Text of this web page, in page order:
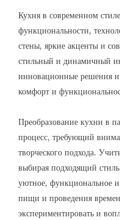
Кухня в современном
функциональности,
стены, яркие акценты и
стильный и динамичный
инновационные решения и
комфорт и
Преобразование кухни в
процесс, требующий
творческого подхода.
выбирая подходящий
уютное, функциональное и
пищи и проведения
экспериментировать и